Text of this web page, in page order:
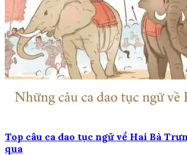
Top câu ca dao tục ngữ về Hai Bà
qua